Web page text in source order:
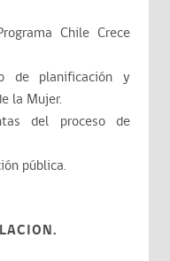
Chile Crece
de planificación y
la Mujer.
del proceso de
pública.